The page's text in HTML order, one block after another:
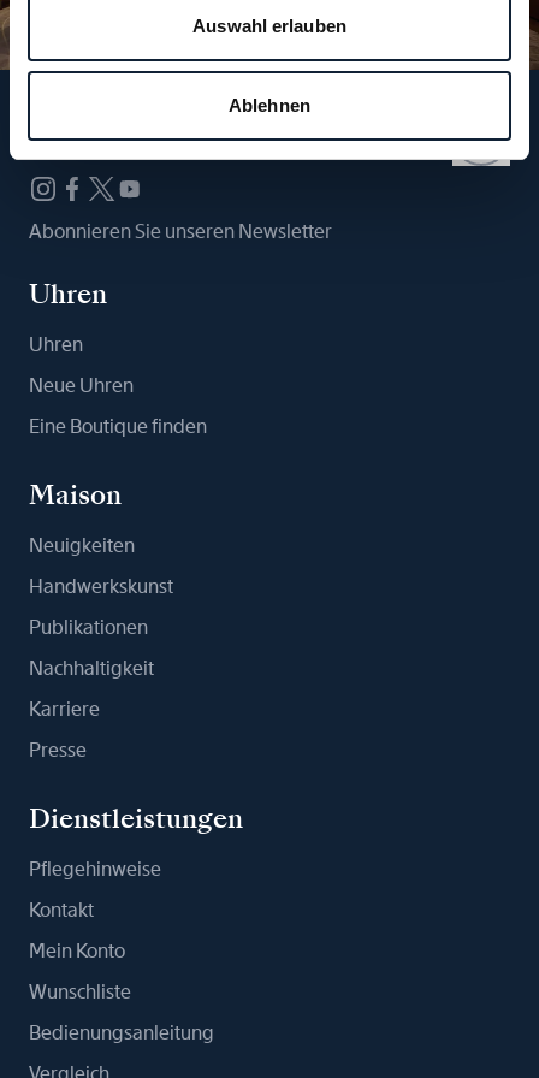
Auswahl erlauben
Ablehnen
Folgen Sie uns
Abonnieren Sie unseren Newsletter
Uhren
Uhren
Neue Uhren
Eine Boutique finden
Maison
Neuigkeiten
Handwerkskunst
Publikationen
Nachhaltigkeit
Karriere
Presse
Dienstleistungen
Pflegehinweise
Kontakt
Mein Konto
Wunschliste
Bedienungsanleitung